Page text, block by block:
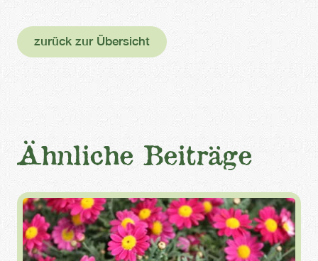
zurück zur Übersicht
Ähnliche Beiträge